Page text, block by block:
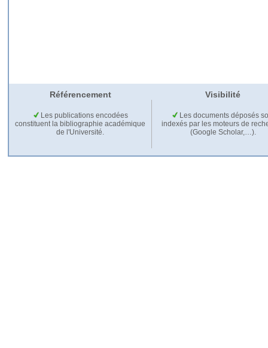
Référencement Visibilité
Les publications encodées
constituent la bibliographie académique
de l'Université.
Les documents déposés
indexés par les moteurs de
(Google Scholar,…).